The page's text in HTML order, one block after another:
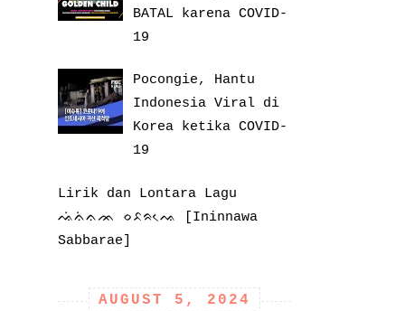
BATAL karena COVID-
19
Pocongie, Hantu
Indonesia Viral di
Korea ketika COVID-
19
Lirik dan Lontara Lagu
ᨕᨗᨊᨗᨊᨏ ᨔᨅᨑᨕᨙ [Ininnawa
Sabbarae]
AUGUST 5, 2024